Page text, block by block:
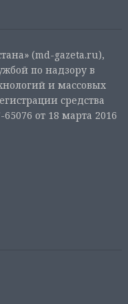
(md-gazeta.ru),
по надзору в
и массовых
средства
от 18 марта 2016